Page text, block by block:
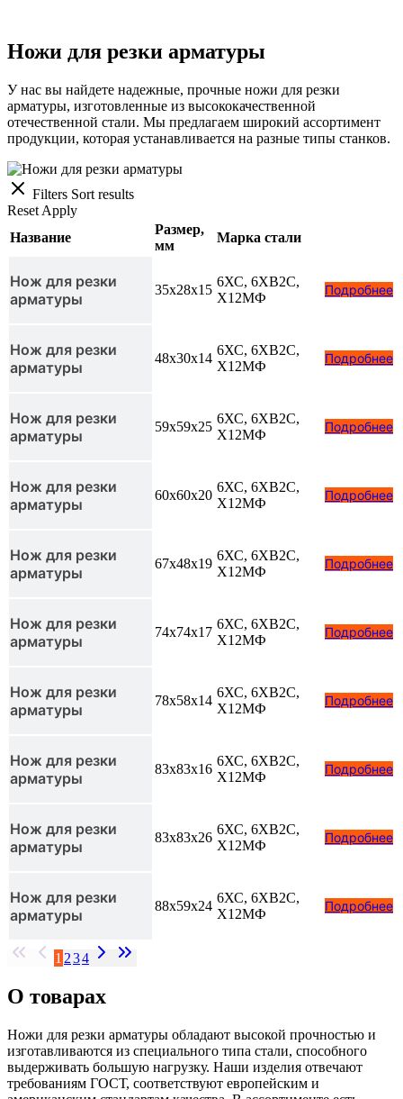
Ножи для резки арматуры
У нас вы найдете надежные, прочные ножи для резки
арматуры, изготовленные из высококачественной
отечественной стали. Мы предлагаем широкий ассортимент
продукции, которая устанавливается на разные типы станков.
Filters Sort results
Reset Apply
Название
Размер,
мм
Марка стали
Нож для резки
арматуры
35x28x15
6ХС, 6ХВ2С,
Х12МФ
Подробнее
Нож для резки
арматуры
48x30x14
6ХС, 6ХВ2С,
Х12МФ
Подробнее
Нож для резки
арматуры
59x59x25
6ХС, 6ХВ2С,
Х12МФ
Подробнее
Нож для резки
арматуры
60x60x20
6ХС, 6ХВ2С,
Х12МФ
Подробнее
Нож для резки
арматуры
67x48x19
6ХС, 6ХВ2С,
Х12МФ
Подробнее
Нож для резки
арматуры
74x74x17
6ХС, 6ХВ2С,
Х12МФ
Подробнее
Нож для резки
арматуры
78x58x14
6ХС, 6ХВ2С,
Х12МФ
Подробнее
Нож для резки
арматуры
83x83x16
6ХС, 6ХВ2С,
Х12МФ
Подробнее
Нож для резки
арматуры
83x83x26
6ХС, 6ХВ2С,
Х12МФ
Подробнее
Нож для резки
арматуры
88x59x24
6ХС, 6ХВ2С,
Х12МФ
Подробнее
1 234
О товарах
Ножи для резки арматуры обладают высокой прочностью и
изготавливаются из специального типа стали, способного
выдерживать большую нагрузку. Наши изделия отвечают
требованиям ГОСТ, соответствуют европейским и